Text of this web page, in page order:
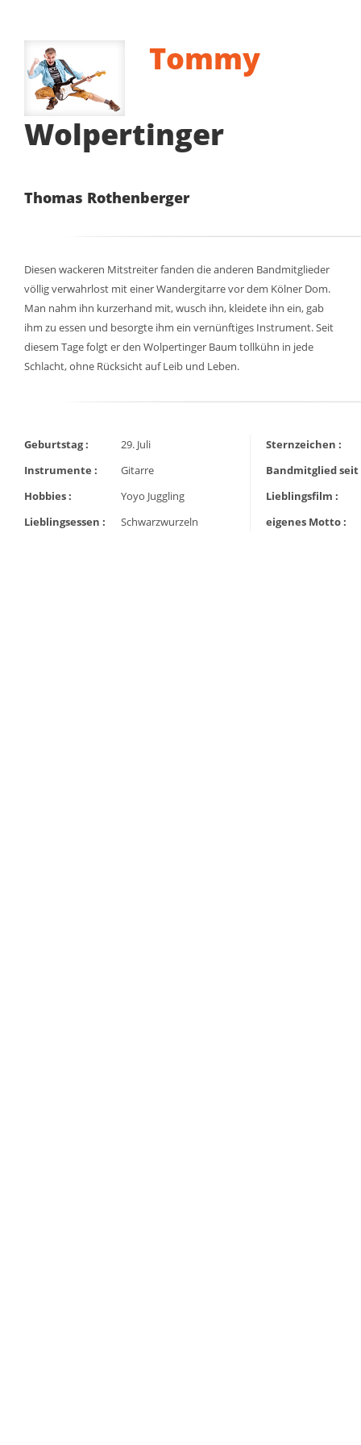
Tommy
Wolpertinger
Thomas Rothenberger
Diesen wackeren Mitstreiter fanden die anderen Bandmitglieder
völlig verwahrlost mit einer Wandergitarre vor dem Kölner Dom.
Man nahm ihn kurzerhand mit, wusch ihn, kleidete ihn ein, gab
ihm zu essen und besorgte ihm ein vernünftiges Instrument. Seit
diesem Tage folgt er den Wolpertinger Baum tollkühn in jede
Schlacht, ohne Rücksicht auf Leib und Leben.
Geburtstag : 29. Juli
Sternzeichen :
Instrumente :
Gitarre
Bandmitglied seit
Hobbies :
Yoyo Juggling
Lieblingsfilm :
Lieblingsessen :
Schwarzwurzeln eigenes Motto :